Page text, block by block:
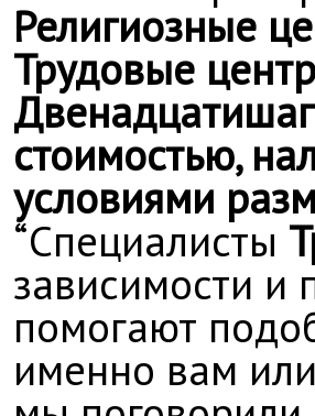
Религиозные
Трудовые
стоимостью,
условиями
“Специалисты
зависимости и
помогают
именно вам